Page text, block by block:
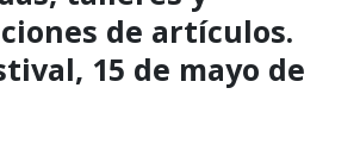
de artículos.
15 de mayo de